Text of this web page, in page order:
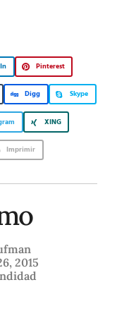
Pinterest
Digg Skype
XING
Imprimir
2015